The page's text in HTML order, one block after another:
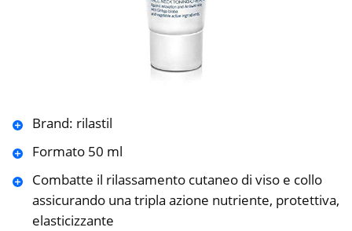
Brand: rilastil
Formato 50 ml
Combatte il rilassamento cutaneo di viso e collo
assicurando una tripla azione nutriente, protettiva,
elasticizzante